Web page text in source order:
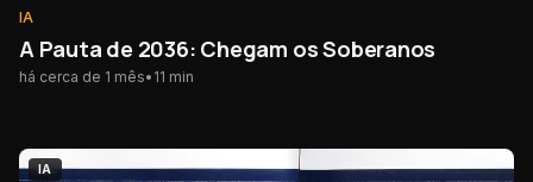
IA
A Pauta de 2036: Chegam os Soberanos
há cerca de 1 mês• 11 min
IA